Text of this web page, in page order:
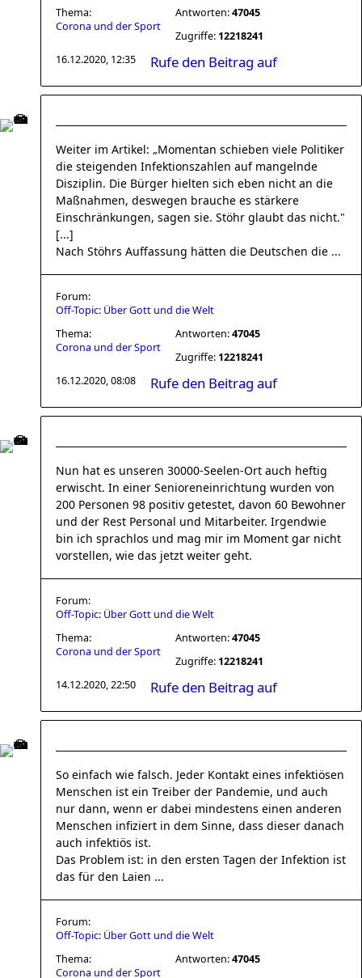
Thema:
Corona und der Sport
Antworten:47045
Zugriffe: 12218241
16.12.2020, 12:35
Rufe den Beitrag auf
Weiter im Artikel: „Momentan schieben viele Politiker
die steigenden Infektionszahlen auf mangelnde
Disziplin. Die Bürger hielten sich eben nicht an die
Maßnahmen, deswegen brauche es stärkere
Einschränkungen, sagen sie. Stöhr glaubt das nicht."
[...]
Nach Stöhrs Auffassung hätten die Deutschen die ...
Forum:
Off-Topic: Über Gott und die Welt
Thema:
Corona und der Sport
Antworten:47045
Zugriffe: 12218241
16.12.2020, 08:08
Rufe den Beitrag auf
Nun hat es unseren 30000-Seelen-Ort auch heftig
erwischt. In einer Senioreneinrichtung wurden von
200 Personen 98 positiv getestet, davon 60 Bewohner
und der Rest Personal und Mitarbeiter. Irgendwie
bin ich sprachlos und mag mir im Moment gar nicht
vorstellen, wie das jetzt weiter geht.
Forum:
Off-Topic: Über Gott und die Welt
Thema:
Corona und der Sport
Antworten:47045
Zugriffe: 12218241
14.12.2020, 22:50
Rufe den Beitrag auf
So einfach wie falsch. Jeder Kontakt eines infektiösen
Menschen ist ein Treiber der Pandemie, und auch
nur dann, wenn er dabei mindestens einen anderen
Menschen infiziert in dem Sinne, dass dieser danach
auch infektiös ist.
Das Problem ist: in den ersten Tagen der Infektion ist
das für den Laien ...
Forum:
Off-Topic: Über Gott und die Welt
Thema:
Corona und der Sport
Antworten:47045